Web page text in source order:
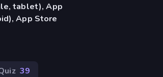
tablet), App
App Store
39